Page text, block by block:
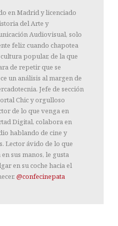
en Madrid y licenciado
del Arte y
Audiovisual, solo
feliz cuando chapotea
popular, de la que
de repetir que se
un análisis al margen de
Jefe de sección
Chic y orgulloso
de lo que venga en
Digital, colabora en
hablando de cine y
Lector ávido de lo que
en sus manos, le gusta
en su coche hacia el
@confecinepata